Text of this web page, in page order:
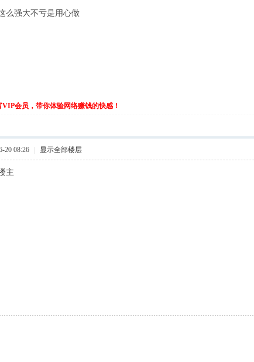
么强大不亏是用心做
VIP会员，带你体验网络赚钱的快感！
20 08:26 显示全部楼层
主